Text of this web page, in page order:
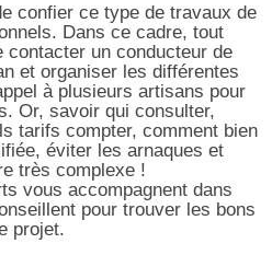
confier ce type de travaux de
Dans ce cadre, tout
contacter un conducteur de
et organiser les différentes
à plusieurs artisans pour
Or, savoir qui consulter,
tarifs compter, comment bien
éviter les arnaques et
très complexe !
vous accompagnent dans
pour trouver les bons
projet.